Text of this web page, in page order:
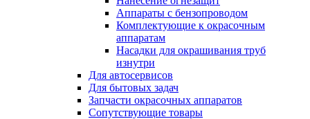
Аппараты с бензопроводом
Комплектующие к окрасочным
аппаратам
Насадки для окрашивания труб
изнутри
Для автосервисов
Для бытовых задач
Запчасти окрасочных аппаратов
Сопутствующие товары